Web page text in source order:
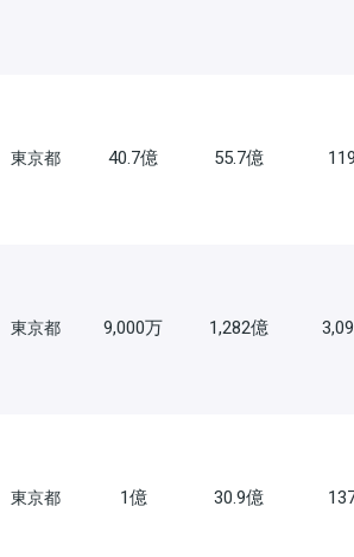
東京都 40.7億 55.7億
東京都 9,000万 1,282億
東京都 1億 30.9億